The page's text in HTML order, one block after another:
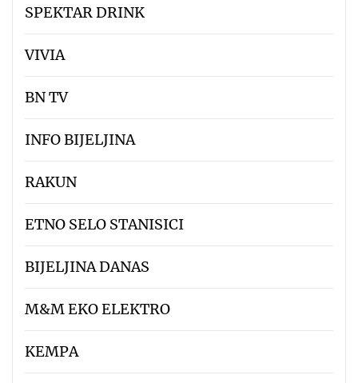
SPEKTAR DRINK
VIVIA
BN TV
INFO BIJELJINA
RAKUN
ETNO SELO STANISICI
BIJELJINA DANAS
M&M EKO ELEKTRO
KEMPA